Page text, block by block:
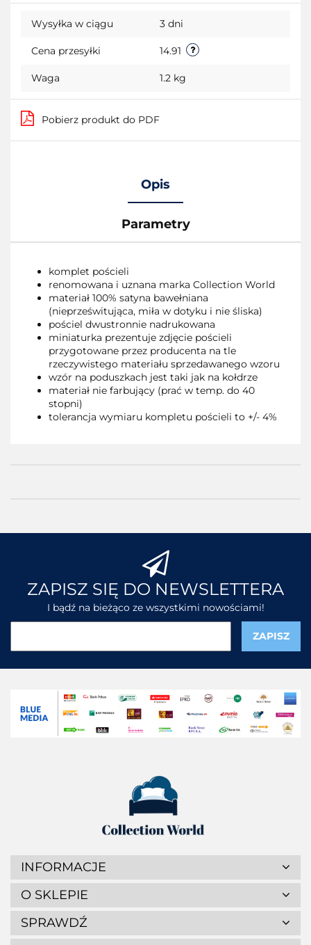
przechowalni
Wysyłka w ciągu 3 dni
Cena przesyłki 14.91
Waga 1.2 kg
Pobierz produkt do PDF
Opis
Parametry
komplet pościeli
renomowana i uznana marka Collection World
materiał 100% satyna bawełniana
(nieprześwitująca, miła w dotyku i nie śliska)
pościel dwustronnie nadrukowana
miniaturka prezentuje zdjęcie pościeli
przygotowane przez producenta na tle
rzeczywistego materiału sprzedawanego wzoru
wzór na poduszkach jest taki jak na kołdrze
materiał nie farbujący (prać w temp. do 40
stopni)
tolerancja wymiaru kompletu pościeli to +/- 4%
ZAPISZ SIĘ DO NEWSLETTERA
I bądź na bieżąco ze wszystkimi nowościami!
INFORMACJE
O SKLEPIE
SPRAWDŹ